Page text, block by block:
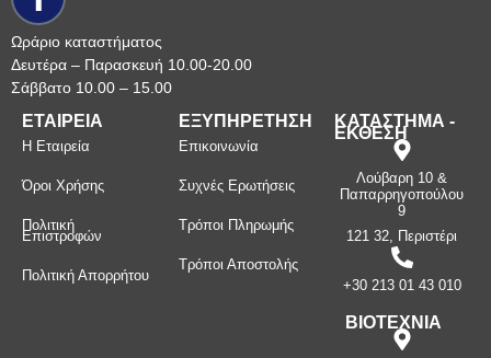
Ωράριο καταστήματος
Δευτέρα – Παρασκευή 10.00-20.00
Σάββατο 10.00 – 15.00
ΕΤΑΙΡΕΙΑ
Η Εταιρεία
Όροι Χρήσης
Πολιτική
Επιστροφών
Πολιτική Απορρήτου
ΕΞΥΠΗΡΕΤΗΣΗ
Επικοινωνία
Συχνές Ερωτήσεις
Τρόποι Πληρωμής
Τρόποι Αποστολής
ΚΑΤΑΣΤΗΜΑ -
ΕΚΘΕΣΗ
Λούβαρη 10 &
Παπαρρηγοπούλου
9
121 32, Περιστέρι
+30 213 01 43 010
ΒΙΟΤΕΧΝΙΑ